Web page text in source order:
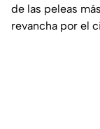
de las peleas
revancha por el